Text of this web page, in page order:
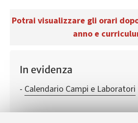
Potrai visualizzare gli orari
anno e
In evidenza
Calendario Campi e Laboratori